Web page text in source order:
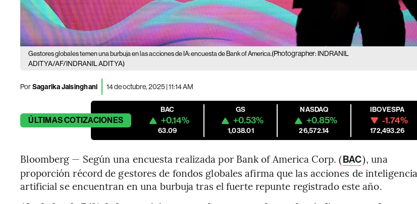
Gestores globales temen una burbuja en las acciones de IA: encuesta de Bank of America.(Photographer: INDRANIL
ADITYA/AF/INDRANIL ADITYA)
PorSagarika Jaisinghani 14 de octubre, 2025 | 11:14 AM
ÚLTIMASCOTIZACIONES
BAC
+0.14%
63.09
GS
+0.53%
1,038.01
NASDAQ
+0.85%
26,572.14
IBOVESPA
-1.74%
172,493.26
Bloomberg — Según una encuesta realizada por Bank of America Corp. (BAC), una
proporción récord de gestores de fondos globales afirma que las acciones de inteligencia
artificial se encuentran en una burbuja tras el fuerte repunte registrado este año.